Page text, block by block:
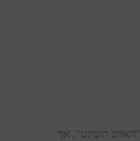
"האויב השקט", אך